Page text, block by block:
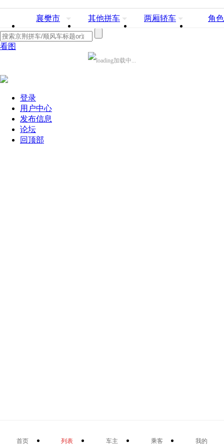
襄樊市 其他拼车 两厢轿车 角色
看图
加载中...
登录
用户中心
发布信息
论坛
回顶部
首页 列表 车主 乘客 我的